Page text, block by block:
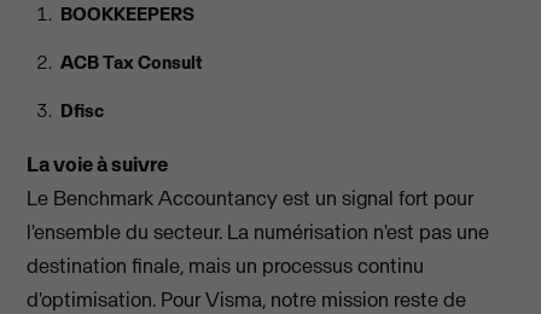
BOOKKEEPERS
ACB Tax Consult
Dfisc
La voie à suivre
Le Benchmark Accountancy est un signal fort pour
l'ensemble du secteur. La numérisation n'est pas une
destination finale, mais un processus continu
d'optimisation. Pour Visma, notre mission reste de